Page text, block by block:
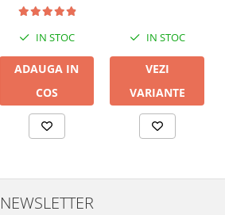
IN STOC
ADAUGA IN
COS
IN STOC
VEZI
VARIANTE
NEWSLETTER